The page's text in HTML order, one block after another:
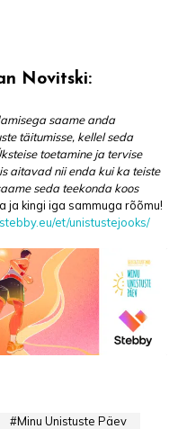
Novitski:
saame anda
täitumisse, kellel seda
toetamine ja tervise
aitavad nii enda kui ka teiste
seda teekonda koos
ja kingi iga sammuga rõõmu!
et/unistustejooks/
Minu Unistuste Päev